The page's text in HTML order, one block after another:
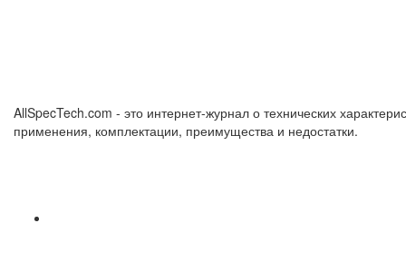
AllSpecTech.com - это интернет-журнал о технических
применения, комплектации, преимущества и недостатки.